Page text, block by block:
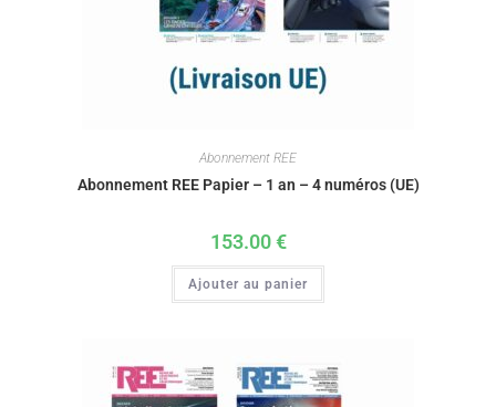
Abonnement REE
Abonnement REE Papier – 1 an – 4 numéros (UE)
153.00€
Ajouter au panier